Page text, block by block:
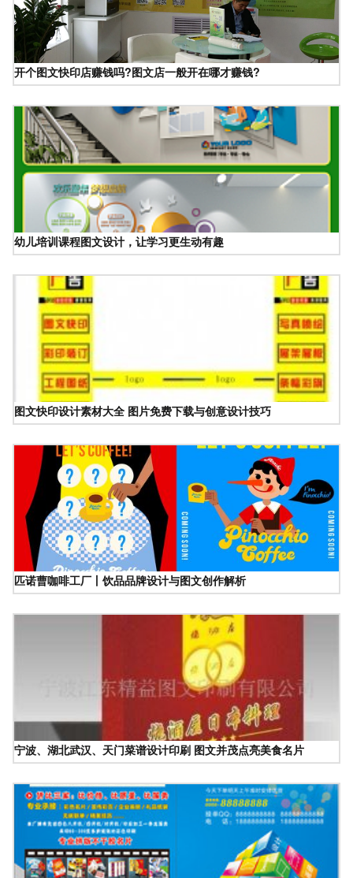
开个图文快印店赚钱吗?图文店一般开在哪才赚钱?
幼儿培训课程图文设计，让学习更生动有趣
图文快印设计素材大全 图片免费下载与创意设计技巧
匹诺曹咖啡工厂丨饮品品牌设计与图文创作解析
宁波、湖北武汉、天门菜谱设计印刷 图文并茂点亮美食名片